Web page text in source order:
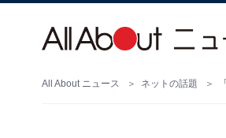
All About ニュース ネットの話題